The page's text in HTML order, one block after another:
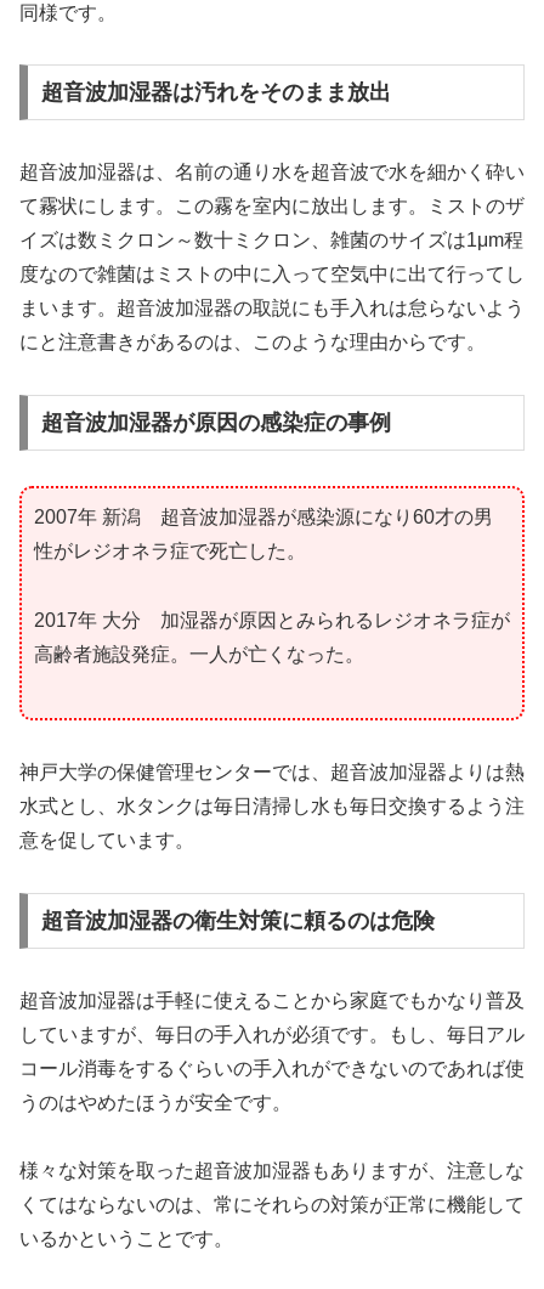
同様です。
超音波加湿器は汚れをそのまま放出
超音波加湿器は、名前の通り水を超音波で水を細かく砕い
て霧状にします。この霧を室内に放出します。ミストのザ
イズは数ミクロン～数十ミクロン、雑菌のサイズは1μm程
度なので雑菌はミストの中に入って空気中に出て行ってし
まいます。超音波加湿器の取説にも手入れは怠らないよう
にと注意書きがあるのは、このような理由からです。
超音波加湿器が原因の感染症の事例
2007年 新潟 超音波加湿器が感染源になり60才の男
性がレジオネラ症で死亡した。
2017年 大分 加湿器が原因とみられるレジオネラ症が
高齢者施設発症。一人が亡くなった。
神戸大学の保健管理センターでは、超音波加湿器よりは熱
水式とし、水タンクは毎日清掃し水も毎日交換するよう注
意を促しています。
超音波加湿器の衛生対策に頼るのは危険
超音波加湿器は手軽に使えることから家庭でもかなり普及
していますが、毎日の手入れが必須です。もし、毎日アル
コール消毒をするぐらいの手入れができないのであれば使
うのはやめたほうが安全です。
様々な対策を取った超音波加湿器もありますが、注意しな
くてはならないのは、常にそれらの対策が正常に機能して
いるかということです。